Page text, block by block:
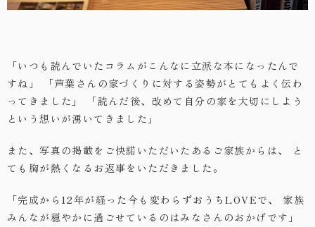
「いつも読んでいたコラムがこんなに立派な本になったんで
すね」
「芦葉さんの家づくりに対する姿勢がとてもよく伝わ
ってきました」
「読んだ後、改めて自分の家を大切にしよう
という想いが湧いてきました」
また、写真の掲載をご快諾いただいたあるご家族からは、
と
ても胸が熱くなるお返事をいただきました。
「完成から12年が経った今も変わらずおうちLOVEで、
家族
みんなが穏やかに過ごせているのはみなさんのおかげです」